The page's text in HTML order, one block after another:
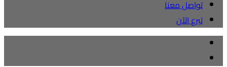
تواصل معنا
تبرع الآن